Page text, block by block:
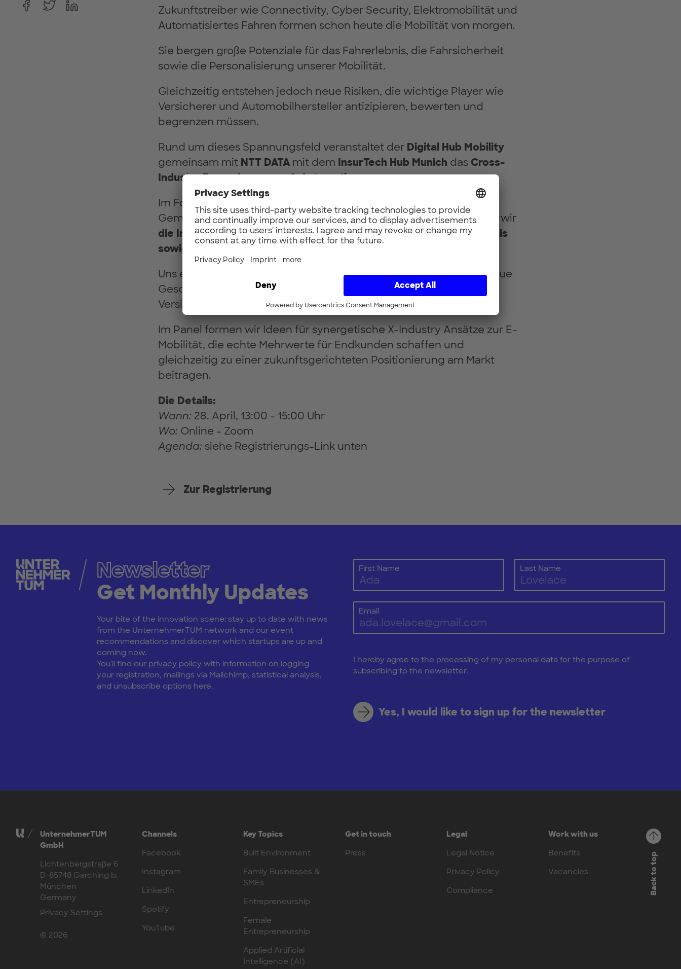
Zukunftstreiber wie Connectivity, Cyber Security, Elektromobilität und
Automatisiertes Fahren formen schon heute die Mobilität von morgen.
Sie bergen große Potenziale für das Fahrerlebnis, die Fahrsicherheit
sowie die Personalisierung unserer Mobilität.
Gleichzeitig entstehen jedoch neue Risiken, die wichtige Player wie
Versicherer und Automobilhersteller antizipieren, bewerten und
begrenzen müssen.
Rund um dieses Spannungsfeld veranstaltet der Digital Hub Mobility
gemeinsam mit NTT DATA mit dem InsurTech Hub Munich das Cross-
Industry Forum Insurance & Automotive.
Im Fokus der Veranstaltung steht das Thema Elektromobilität.
Gemeinsam mit unseren Kunden, Partnern und Gästen diskutieren wir
die Implikationen von Elektromobilität für das Fahr- und Ladeerlebnis
sowie verbundene Herausforderungen und Risiken
Uns erwarten
undImpulsvorträge rund um neue
Geschäftsmodelle und Partnerschaften zwischen Automobil- und
Versicherungsbranche.
Im Panel formen wir Ideen für synergetische X-Industry Ansätze zur E-
Mobilität, die echte Mehrwerte für Endkunden schaffen und
gleichzeitig zu einer zukunftsgerichteten Positionierung am Markt
beitragen.
Die Details:
Wann: 28. April, 13:00 - 15:00 Uhr
Wo: Online - Zoom
Agenda: siehe Registrierungs-Link unten
Zur Registrierung
Newsletter
Get Monthly Updates
Your bite of the innovation scene: stay up to date with news
from the UnternehmerTUM network and our event
recommendations and discover which startups are up and
coming now.
You'll find our privacy policy with information on logging
your registration, mailings via Mailchimp, statistical analysis,
and unsubscribe options here.
First Name Last Name
Email
I hereby agree to the processing of my personal data for the purpose of
subscribing to the newsletter.
Yes, I would like to sign up for the newsletter
UnternehmerTUM
GmbH
Lichtenbergstraße 6
D-85748 Garching b.
München
Germany
Privacy Settings
© 2026
Channels
Facebook
Instagram
LinkedIn
Spotify
YouTube
Key Topics
Built Environment
Family Businesses &
SMEs
Entrepreneurship
Female
Entrepreneurship
Applied Artificial
Intelligence (AI)
Get in touch
Press
Legal
Legal Notice
Privacy Policy
Compliance
Work with us
Benefits
Vacancies
Back to top